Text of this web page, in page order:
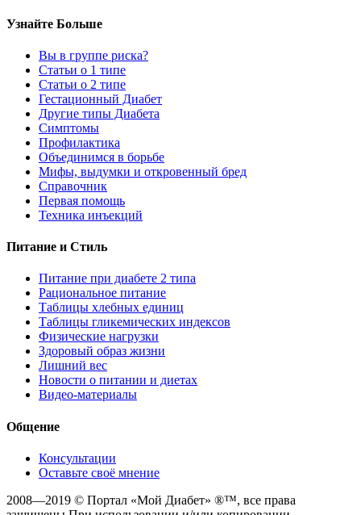
Узнайте Больше
Вы в группе риска?
Статьи о 1 типе
Статьи о 2 типе
Гестационный Диабет
Другие типы Диабета
Симптомы
Профилактика
Объединимся в борьбе
Мифы, выдумки и откровенный бред
Справочник
Первая помощь
Техника инъекций
Питание и Стиль
Питание при диабете 2 типа
Рациональное питание
Таблицы хлебных единиц
Таблицы гликемических индексов
Физические нагрузки
Здоровый образ жизни
Лишний вес
Новости о питании и диетах
Видео-материалы
Общение
Консультации
Оставьте своё мнение
2008—2019 © Портал «Мой Диабет» ®™, все права